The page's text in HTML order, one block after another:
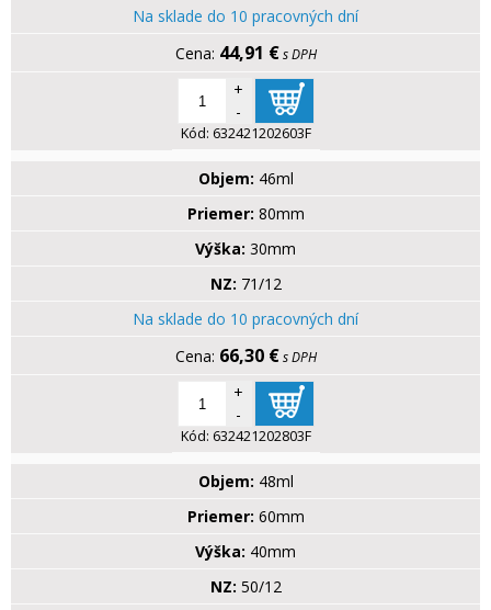
Na sklade do 10 pracovných dní
44,91 € s DPH
+
-
Kód: 632421202603F
Objem: 46ml
Priemer: 80mm
Výška: 30mm
NZ: 71/12
Na sklade do 10 pracovných dní
66,30 € s DPH
+
-
Kód: 632421202803F
Objem: 48ml
Priemer: 60mm
Výška: 40mm
NZ: 50/12